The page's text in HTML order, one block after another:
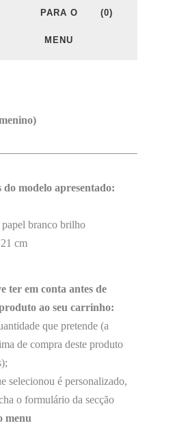
PARA O
MENU
(0)
modelo apresentado:
papel branco brilho
cm
ter em conta antes de
ao seu carrinho:
que pretende (a
de compra deste produto
selecionou é personalizado,
o formulário da secção
menu